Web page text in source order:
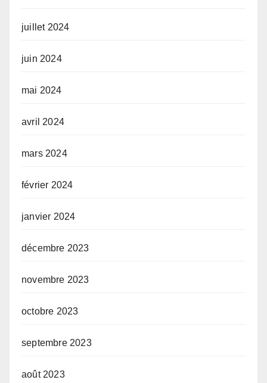
juillet 2024
juin 2024
mai 2024
avril 2024
mars 2024
février 2024
janvier 2024
décembre 2023
novembre 2023
octobre 2023
septembre 2023
août 2023